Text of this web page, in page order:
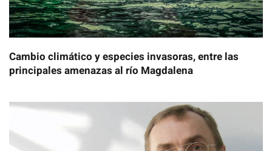
Cambio climático y especies invasoras, entre las
principales amenazas al río Magdalena